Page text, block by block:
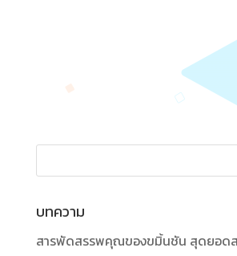
บทความ
สารพัดสรรพคุณของขมิ้นชัน สุดยอด